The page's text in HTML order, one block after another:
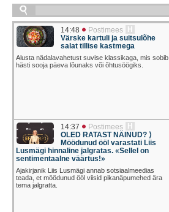
14:48 Postimees
H
Värske kartuli ja suitsulõhe
salat tillise kastmega
Alusta nädalavahetust suvise klassikaga, mis sobib
hästi sooja päeva lõunaks või õhtusöögiks.
14:37 Postimees
H
OLED RATAST NÄINUD? ⟩
Möödunud ööl varastati Liis
Lusmägi hinnaline jalgratas. «Sellel on
sentimentaalne väärtus!»
Ajakirjanik Liis Lusmägi annab sotsiaalmeedias
teada, et möödunud ööl viisid pikanäpumehed ära
tema jalgratta.